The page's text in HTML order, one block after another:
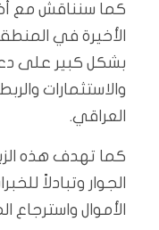
كما سنناقش مع
بشكل كبير على
والاستثمارات
العراقي.
كما تهدف هذه
الجوار وتبادلاً
الأموال واسترجاع